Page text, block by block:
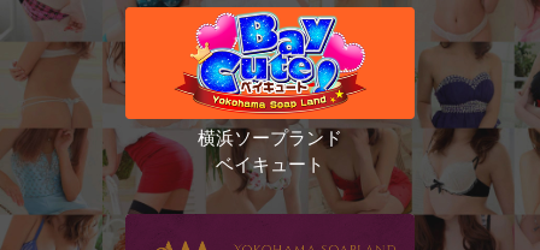
横浜ソープランド
ベイキュート